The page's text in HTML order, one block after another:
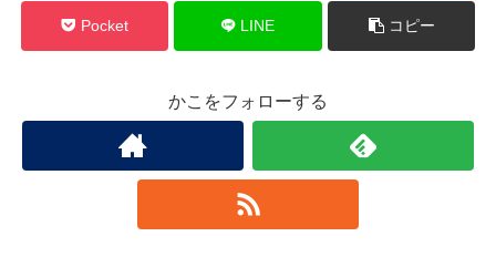
Pocket LINE コピー
かこをフォローする